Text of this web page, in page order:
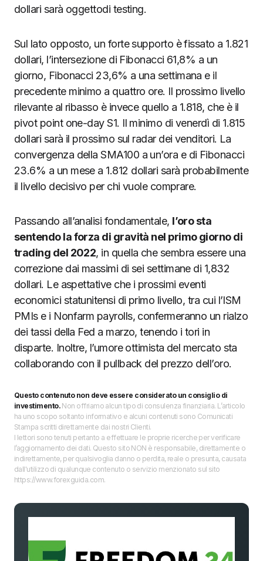
dollari sarà oggettodi testing.
Sul lato opposto, un forte supporto è fissato a 1.821
dollari, l’intersezione di Fibonacci 61,8% a un
giorno, Fibonacci 23,6% a una settimana e il
precedente minimo a quattro ore. Il prossimo livello
rilevante al ribasso è invece quello a 1.818, che è il
pivot point one-day S1. Il minimo di venerdì di 1.815
dollari sarà il prossimo sul radar dei venditori. La
convergenza della SMA100 a un’ora e di Fibonacci
23.6% a un mese a 1.812 dollari sarà probabilmente
il livello decisivo per chi vuole comprare.
Passando all’analisi fondamentale, l’oro sta
sentendo la forza di gravità nel primo giorno di
trading del 2022, in quella che sembra essere una
correzione dai massimi di sei settimane di 1,832
dollari. Le aspettative che i prossimi eventi
economici statunitensi di primo livello, tra cui l’ISM
PMIs e i Nonfarm payrolls, confermeranno un rialzo
dei tassi della Fed a marzo, tenendo i tori in
disparte. Inoltre, l’umore ottimista del mercato sta
collaborando con il pullback del prezzo dell’oro.
Questo contenuto non deve essere considerato un consiglio di
investimento.Non offriamo alcun tipo di consulenza finanziaria. L’articolo
ha uno scopo soltanto informativo e alcuni contenuti sono Comunicati
Stampa scritti direttamente dai nostri Clienti.
I lettori sono tenuti pertanto a effettuare le proprie ricerche per verificare
l’aggiornamento dei dati. Questo sito NON è responsabile, direttamente o
indirettamente, per qualsivoglia danno o perdita, reale o presunta, causata
dall'utilizzo di qualunque contenuto o servizio menzionato sul sito
https://www.forexguida.com.